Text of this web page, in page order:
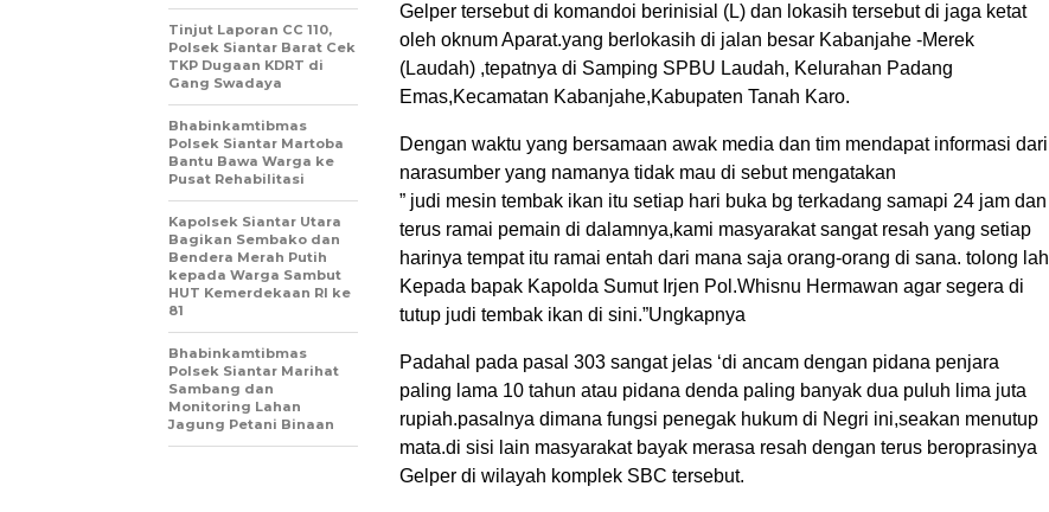
Gelper tersebut di komandoi berinisial (L) dan lokasih tersebut di jaga ketat
oleh oknum Aparat.yang berlokasih di jalan besar Kabanjahe -Merek
(Laudah) ,tepatnya di Samping SPBU Laudah, Kelurahan Padang
Emas,Kecamatan Kabanjahe,Kabupaten Tanah Karo.
Dengan waktu yang bersamaan awak media dan tim mendapat informasi dari
narasumber yang namanya tidak mau di sebut mengatakan
” judi mesin tembak ikan itu setiap hari buka bg terkadang samapi 24 jam dan
terus ramai pemain di dalamnya,kami masyarakat sangat resah yang setiap
harinya tempat itu ramai entah dari mana saja orang-orang di sana. tolong lah
Kepada bapak Kapolda Sumut Irjen Pol.Whisnu Hermawan agar segera di
tutup judi tembak ikan di sini.”Ungkapnya
Padahal pada pasal 303 sangat jelas ‘di ancam dengan pidana penjara
paling lama 10 tahun atau pidana denda paling banyak dua puluh lima juta
rupiah.pasalnya dimana fungsi penegak hukum di Negri ini,seakan menutup
mata.di sisi lain masyarakat bayak merasa resah dengan terus beroprasinya
Gelper di wilayah komplek SBC tersebut.
Tinjut Laporan CC 110,
Polsek Siantar Barat Cek
TKP Dugaan KDRT di
Gang Swadaya
Bhabinkamtibmas
Polsek Siantar Martoba
Bantu Bawa Warga ke
Pusat Rehabilitasi
Kapolsek Siantar Utara
Bagikan Sembako dan
Bendera Merah Putih
kepada Warga Sambut
HUT Kemerdekaan RI ke
81
Bhabinkamtibmas
Polsek Siantar Marihat
Sambang dan
Monitoring Lahan
Jagung Petani Binaan